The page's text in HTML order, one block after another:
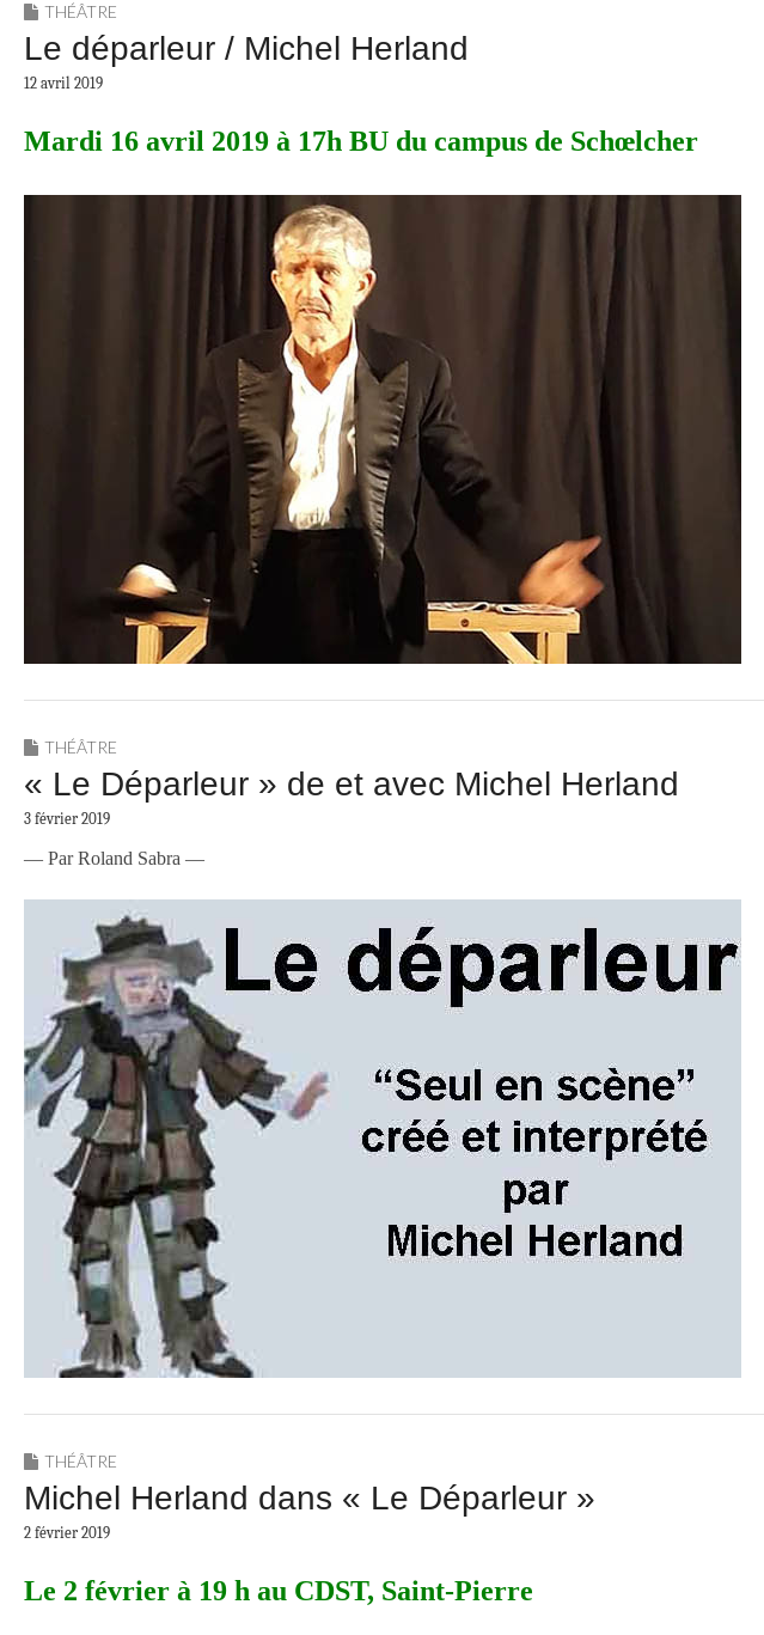
THÉÂTRE
Le déparleur / Michel Herland
12 avril 2019
Mardi 16 avril 2019 à 17h BU du campus de Schœlcher
THÉÂTRE
« Le Déparleur » de et avec Michel Herland
3 février 2019
— Par Roland Sabra —
THÉÂTRE
Michel Herland dans « Le Déparleur »
2 février 2019
Le 2 février à 19 h au CDST, Saint-Pierre